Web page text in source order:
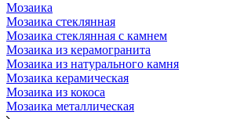
Мозаика
Мозаика стеклянная
Мозаика стеклянная с камнем
Мозаика из керамогранита
Мозаика из натурального камня
Мозаика керамическая
Мозаика из кокоса
Мозаика металлическая